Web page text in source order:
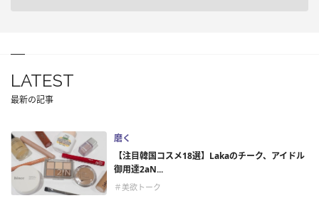
LATEST
最新の記事
磨く
【注目韓国コスメ18選】Lakaのチーク、アイドル
御用達2aN...
＃美欲トーク